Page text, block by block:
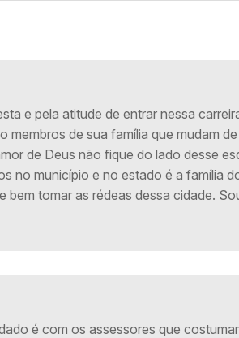
e pela atitude de entrar nessa
membros de sua família que mudam
de Deus não fique do lado desse
no município e no estado é a família
bem tomar as rédeas dessa cidade.
é com os assessores que